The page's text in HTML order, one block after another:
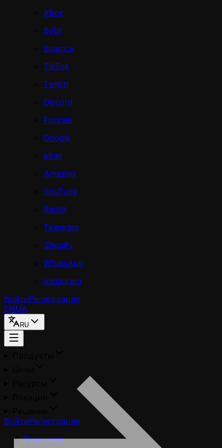
Xbox
Bybit
Binance
TikTok
Twitch
Discord
Fortnite
Google
eBay
Amazon
YouTube
Reddit
Telegram
Shopify
WhatsApp
Instagram
ВойтиРегистрация
ENUA
RU
ВойтиРегистрация
Proxywing